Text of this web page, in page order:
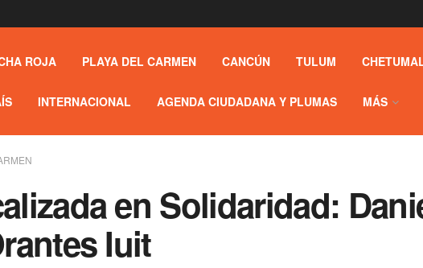
ROJA PLAYA DEL CARMEN CANCÚN TULUM
INTERNACIONAL AGENDA CIUDADANA Y PLUMAS MÁS
en Solidaridad:
Iuit